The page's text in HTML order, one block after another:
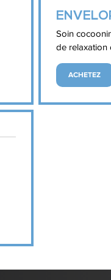
Soin
de relaxation
ACHETEZ